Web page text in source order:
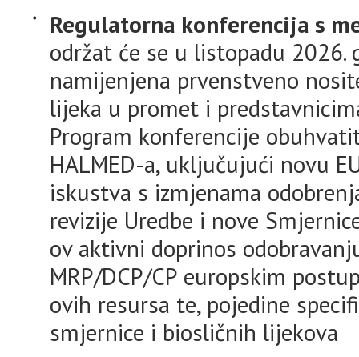
Regulatorna konferencija s
održat će se u listopadu 2026.
namijenjena prvenstveno
lijeka u promet i
Program konferencije
HALMED-a, uključujući novu
iskustva s izmjenama
revizije Uredbe i nove
ov aktivni doprinos
MRP/DCP/CP europskim
ovih resursa te, pojedine
smjernice i biosličnih lijekova